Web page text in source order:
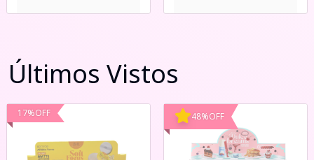
Últimos Vistos
17%OFF 48%OFF